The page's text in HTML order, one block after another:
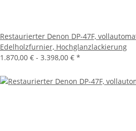
Restaurierter Denon DP-47F,
Edelholzfurnier, Hochglanzlackierung
1.870,00 € - 3.398,00 € *